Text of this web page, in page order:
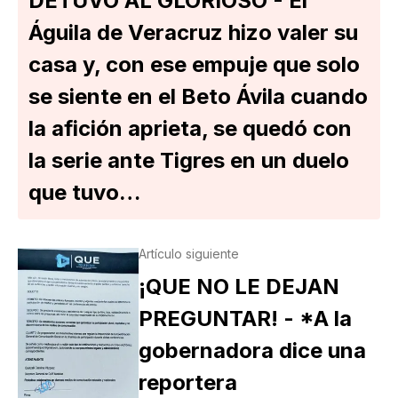
Águila de Veracruz hizo valer su
casa y, con ese empuje que solo
se siente en el Beto Ávila cuando
la afición aprieta, se quedó con
la serie ante Tigres en un duelo
que tuvo…
Artículo siguiente
¡QUE NO LE DEJAN
PREGUNTAR! - *A la
gobernadora dice una
reportera